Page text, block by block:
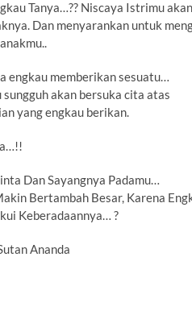
Tanya…?? Niscaya Istrimu akan
Dan menyarankan untuk
engkau memberikan sesuatu…
akan bersuka cita atas
yang engkau berikan.
Dan Sayangnya Padamu…
Bertambah Besar, Karena
Keberadaannya… ?
Ananda